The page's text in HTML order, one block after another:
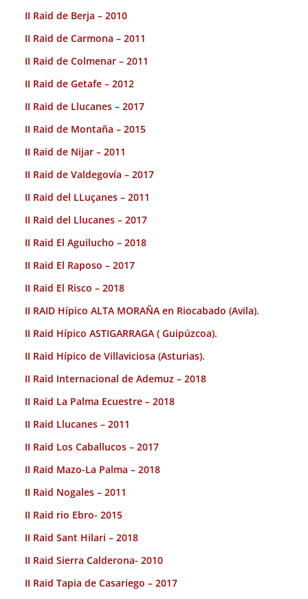
II Raid de Berja – 2010
II Raid de Carmona – 2011
II Raid de Colmenar – 2011
II Raid de Getafe – 2012
II Raid de Llucanes – 2017
II Raid de Montaña – 2015
II Raid de Nijar – 2011
II Raid de Valdegovía – 2017
II Raid del LLuçanes – 2011
II Raid del Llucanes – 2017
II Raid El Aguilucho – 2018
II Raid El Raposo – 2017
II Raid El Risco – 2018
II RAID Hípico ALTA MORAÑA en Riocabado (Avila).
II Raid Hípico ASTIGARRAGA ( Guipúzcoa).
II Raid Hípico de Villaviciosa (Asturias).
II Raid Internacional de Ademuz – 2018
II Raid La Palma Ecuestre – 2018
II Raid Llucanes – 2011
II Raid Los Caballucos – 2017
II Raid Mazo-La Palma – 2018
II Raid Nogales – 2011
II Raid rio Ebro- 2015
II Raid Sant Hilari – 2018
II Raid Sierra Calderona- 2010
II Raid Tapia de Casariego – 2017